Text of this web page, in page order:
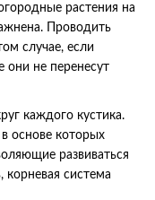
растения на
Проводить
случае, если
они не перенесут
каждого кустика.
основе которых
развиваться
корневая система